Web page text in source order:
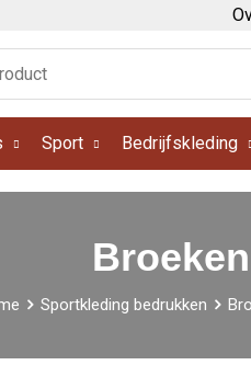
Sport Bedrijfskleding
Broeken
Sportkleding bedrukken